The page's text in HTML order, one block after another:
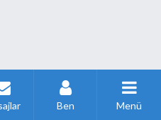
Ben Menü